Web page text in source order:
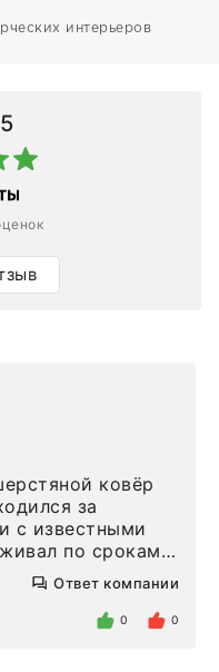
интерьеров
ковёр
за
с известными
по срокам.
в
время, без
Ответ компании
0 0